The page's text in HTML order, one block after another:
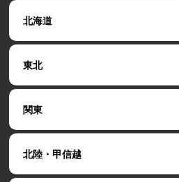
北海道
東北
関東
北陸・甲信越